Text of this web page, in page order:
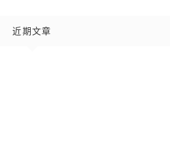
近期文章